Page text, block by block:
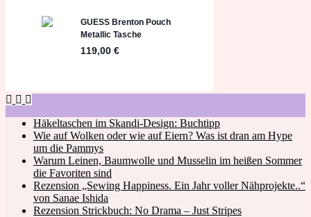
Häkeltaschen im Skandi-Design: Buchtipp
Wie auf Wolken oder wie auf Eiern? Was ist dran am Hype
um die Pammys
Warum Leinen, Baumwolle und Musselin im heißen Sommer
die Favoriten sind
Rezension „Sewing Happiness. Ein Jahr voller Nähprojekte..“
von Sanae Ishida
Rezension Strickbuch: No Drama – Just Stripes